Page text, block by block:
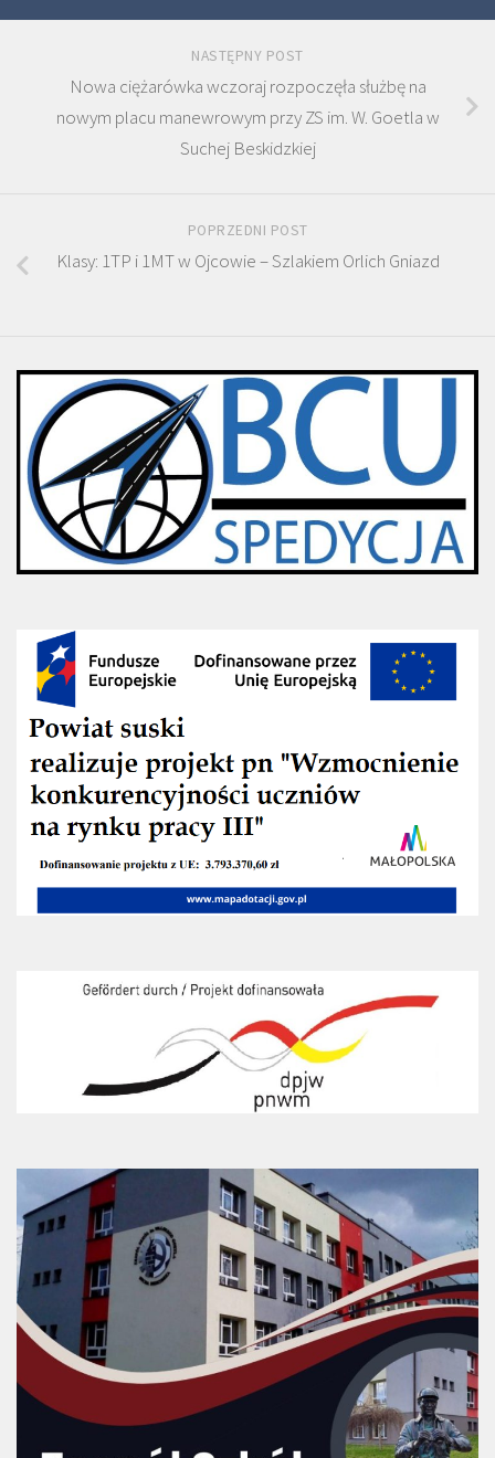
NASTĘPNY POST
Nowa ciężarówka wczoraj rozpoczęła służbę na
nowym placu manewrowym przy ZS im. W. Goetla w
Suchej Beskidzkiej
POPRZEDNI POST
Klasy: 1TP i 1MT w Ojcowie – Szlakiem Orlich Gniazd